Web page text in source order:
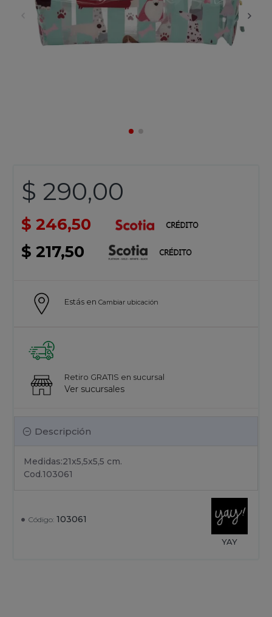
Código: 103061
YAY
$ 290,00
$ 246,50
$ 217,50
Descripción
Medidas:21x5,5x5,5 cm.
Cod.103061
Estás en Cambiar ubicación
Retiro GRATIS en sucursal
Ver sucursales